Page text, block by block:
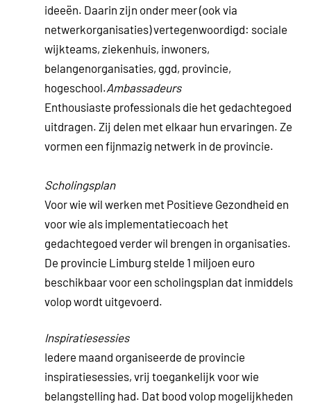
ideeën. Daarin zijn onder meer (ook via
netwerkorganisaties) vertegenwoordigd: sociale
wijkteams, ziekenhuis, inwoners,
belangenorganisaties, ggd, provincie,
hogeschool.Ambassadeurs
Enthousiaste professionals die het gedachtegoed
uitdragen. Zij delen met elkaar hun ervaringen. Ze
vormen een fijnmazig netwerk in de provincie.
Scholingsplan
Voor wie wil werken met Positieve Gezondheid en
voor wie als implementatiecoach het
gedachtegoed verder wil brengen in organisaties.
De provincie Limburg stelde 1 miljoen euro
beschikbaar voor een scholingsplan dat inmiddels
volop wordt uitgevoerd.
Inspiratiesessies
Iedere maand organiseerde de provincie
inspiratiesessies, vrij toegankelijk voor wie
belangstelling had. Dat bood volop mogelijkheden